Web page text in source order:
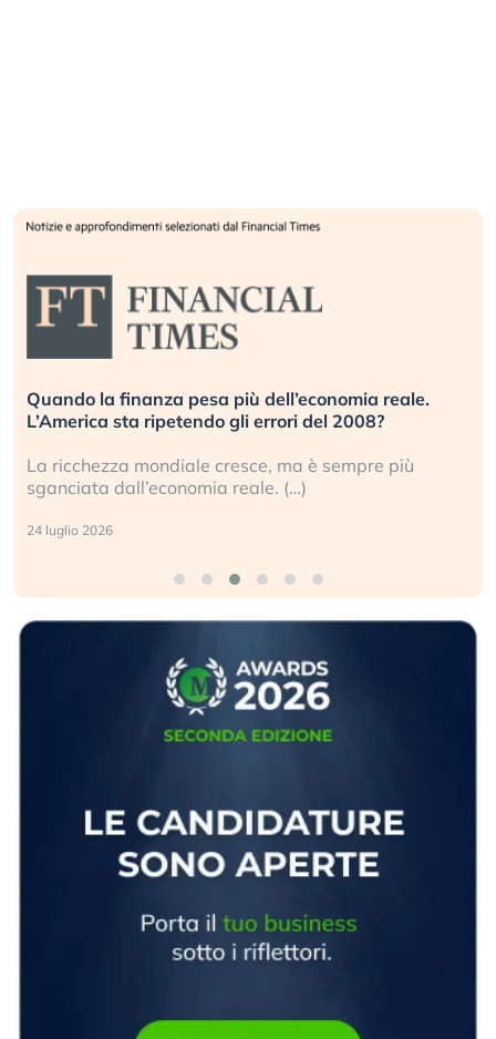
Russia e Cina pronti a spegnere Starlink. Gli
investitori stanno sottovalutando il rischio?
Gli investitori tech continuano a ignorare il rischio
geopolitico: il (…)
17 luglio 2026